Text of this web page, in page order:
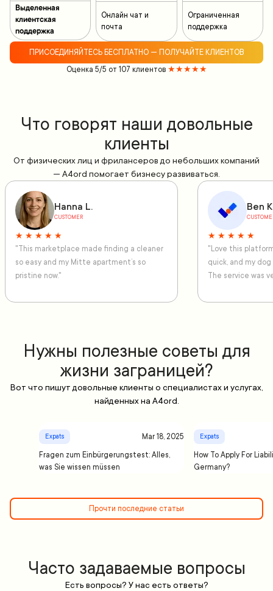
Выделенная
клиентская
поддержка
Онлайн чат и
почта
Ограниченная
поддержка
ПРИСОЕДИНЯЙТЕСЬ БЕСПЛАТНО — ПОЛУЧАЙТЕ КЛИЕНТОВ
Оценка 5/5 от 107 клиентов ★★★★★
Что говорят наши довольные
клиенты
От физических лиц и фрилансеров до небольших компаний
— A4ord помогает бизнесу развиваться.
Hanna L.
CUSTOMER
★ ★ ★ ★ ★
"This marketplace made finding a cleaner
so easy and my Mitte apartment’s so
pristine now."
Ben
★ ★ ★ ★ ★
"Love this
quick, and my
The service was
Нужны полезные советы для
жизни заграницей?
Вот что пишут довольные клиенты о специалистах и услугах,
найденных на A4ord.
Expats Mar 18, 2025
Fragen zum Einbürgerungstest: Alles,
was Sie wissen müssen
Expats
How To Apply For
Germany?
Прочти последние статьи
Часто задаваемые вопросы
Есть вопросы? У нас есть ответы?